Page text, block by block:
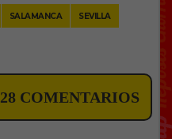
SALAMANCA SEVILLA
28 COMENTARIOS